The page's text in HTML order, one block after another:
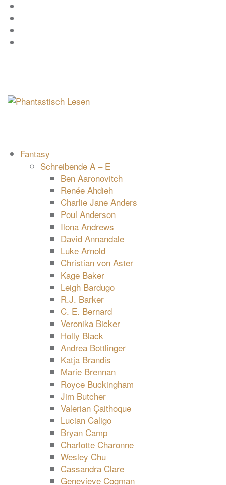
Zum
Inhalt
springen
Fantasy
Schreibende A – E
Ben Aaronovitch
Renée Ahdieh
Charlie Jane Anders
Poul Anderson
Ilona Andrews
David Annandale
Luke Arnold
Christian von Aster
Kage Baker
Leigh Bardugo
R.J. Barker
C. E. Bernard
Veronika Bicker
Holly Black
Andrea Bottlinger
Katja Brandis
Marie Brennan
Royce Buckingham
Jim Butcher
Valerian Çaithoque
Lucian Caligo
Bryan Camp
Charlotte Charonne
Wesley Chu
Cassandra Clare
Genevieve Cogman